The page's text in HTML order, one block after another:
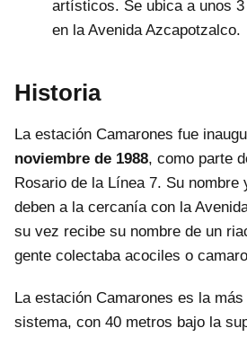
artísticos. Se ubica a unos
en la Avenida Azcapotzalco.
Historia
La estación Camarones fue
noviembre de 1988, como parte
Rosario de la Línea 7. Su nombre
deben a la cercanía con la
su vez recibe su nombre de un
gente colectaba acociles o
La estación Camarones es la más
sistema, con 40 metros bajo la